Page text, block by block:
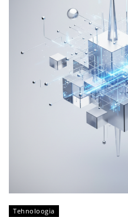
Tehnoloogia